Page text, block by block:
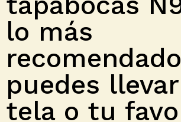
lo más
puedes
tela o tu